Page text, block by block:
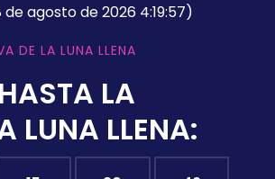
de agosto de 2026 4:19:57)
DE LA LUNA LLENA
LA
LUNA LLENA: